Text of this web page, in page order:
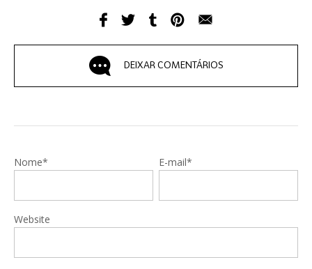
DEIXAR COMENTÁRIOS
Nome* E-mail*
Website